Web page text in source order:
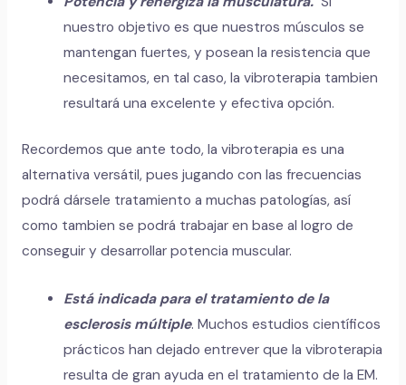
nuestro objetivo es que nuestros músculos se
mantengan fuertes, y posean la resistencia que
necesitamos, en tal caso, la vibroterapia tambien
resultará una excelente y efectiva opción.
Recordemos que ante todo, la vibroterapia es una
alternativa versátil, pues jugando con las frecuencias
podrá dársele tratamiento a muchas patologías, así
como tambien se podrá trabajar en base al logro de
conseguir y desarrollar potencia muscular.
Está indicada para el tratamiento de la
esclerosis múltiple. Muchos estudios científicos
prácticos han dejado entrever que la vibroterapia
resulta de gran ayuda en el tratamiento de la EM.